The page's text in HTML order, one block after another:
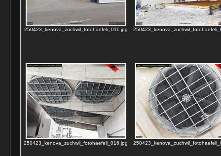
250423_kenova_zuchwil_fotohaefeli_011.jpg
250423_kenova_zuchwil_fotohaefeli_016.jpg